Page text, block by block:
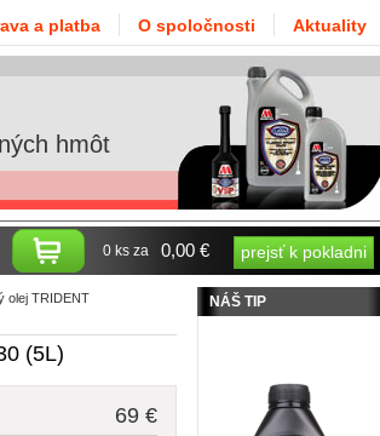
hmôt
olej TRIDENT
(5L)
69 €
NÁŠ TIP
a platba O spoločnosti Aktuality
0 ks za 0,00 € prejsť k pokladni